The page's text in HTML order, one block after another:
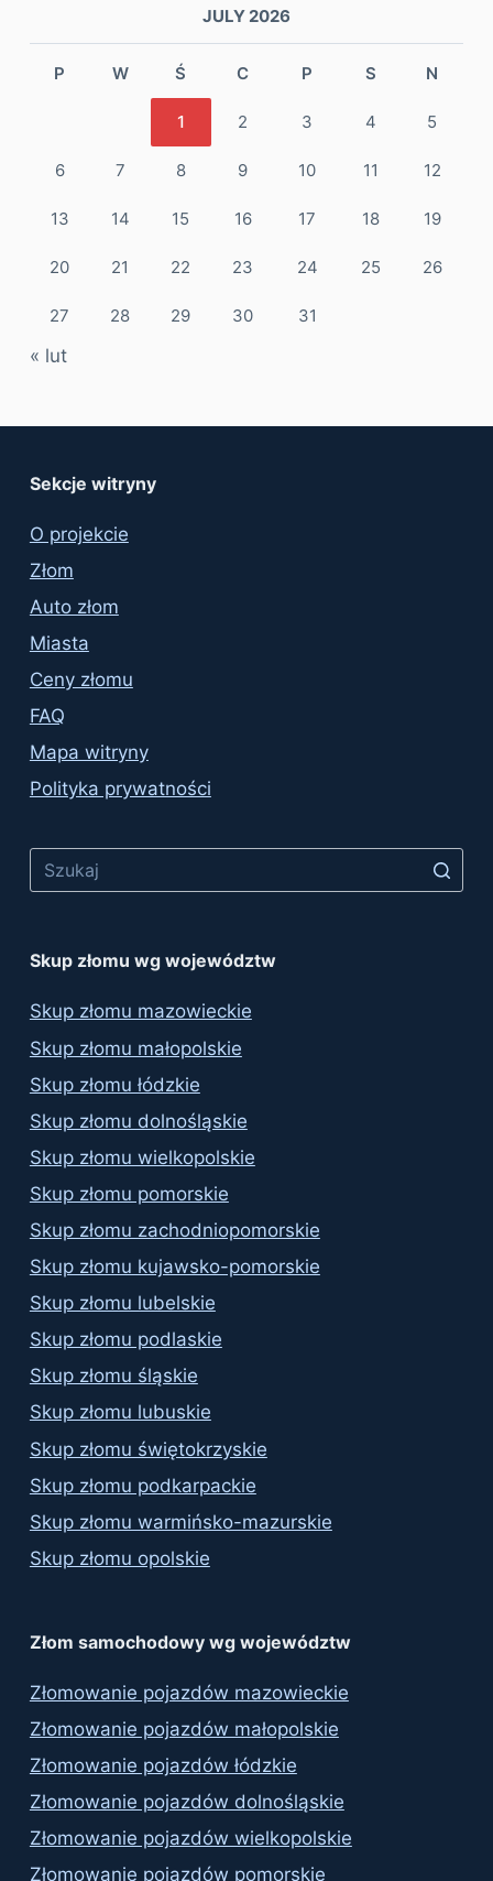
JULY 2026
P W Ś C P S N
1 2 3 4 5
6 7 8 9 10 11 12
13 14 15 16 17 18 19
20 21 22 23 24 25 26
27 28 29 30 31
« lut
Sekcje witryny
O projekcie
Złom
Auto złom
Miasta
Ceny złomu
FAQ
Mapa witryny
Polityka prywatności
Skup złomu wg województw
Skup złomu mazowieckie
Skup złomu małopolskie
Skup złomu łódzkie
Skup złomu dolnośląskie
Skup złomu wielkopolskie
Skup złomu pomorskie
Skup złomu zachodniopomorskie
Skup złomu kujawsko-pomorskie
Skup złomu lubelskie
Skup złomu podlaskie
Skup złomu śląskie
Skup złomu lubuskie
Skup złomu świętokrzyskie
Skup złomu podkarpackie
Skup złomu warmińsko-mazurskie
Skup złomu opolskie
Złom samochodowy wg województw
Złomowanie pojazdów mazowieckie
Złomowanie pojazdów małopolskie
Złomowanie pojazdów łódzkie
Złomowanie pojazdów dolnośląskie
Złomowanie pojazdów wielkopolskie
Złomowanie pojazdów pomorskie